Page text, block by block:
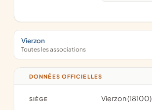
Vierzon
Toutes les associations
DONNÉES OFFICIELLES
SIÈGE Vierzon (18100)